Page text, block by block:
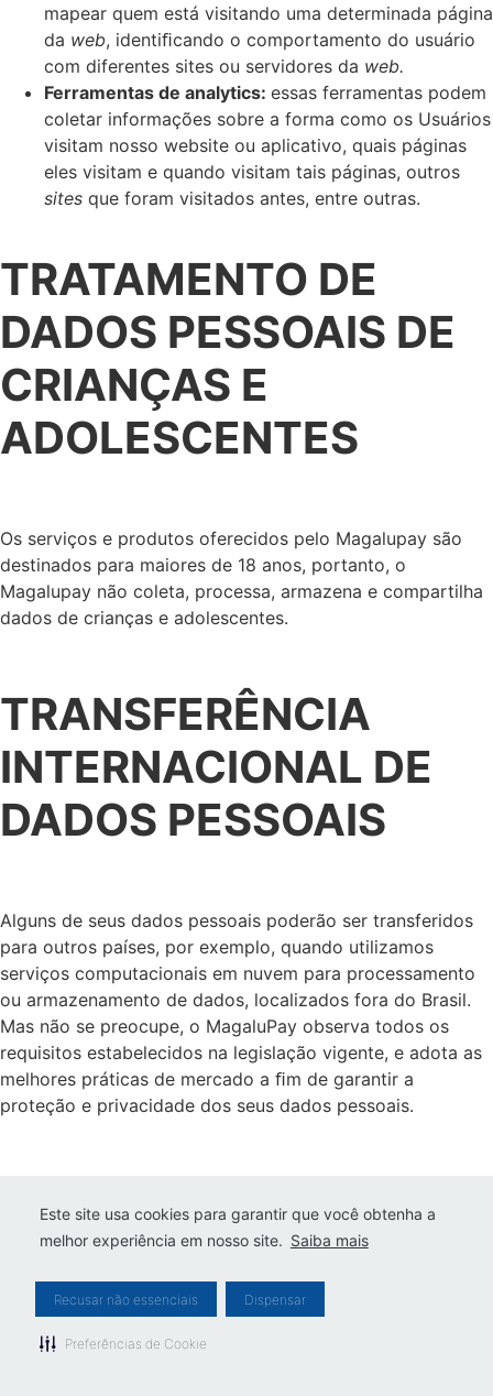
Este site usa cookies para garantir que você obtenha a
melhor experiência em nosso site. Saiba mais
Recusar não essenciais Dispensar
Preferências de Cookie
mapear quem está visitando uma determinada página
da web, identiﬁcando o comportamento do usuário
com diferentes sites ou servidores da web.
Ferramentas de analytics: essas ferramentas podem
coletar informações sobre a forma como os Usuários
visitam nosso website ou aplicativo, quais páginas
eles visitam e quando visitam tais páginas, outros
sites que foram visitados antes, entre outras.
TRATAMENTO DE
DADOS PESSOAIS DE
CRIANÇAS E
ADOLESCENTES
Os serviços e produtos oferecidos pelo Magalupay são
destinados para maiores de 18 anos, portanto, o
Magalupay não coleta, processa, armazena e compartilha
dados de crianças e adolescentes.
TRANSFERÊNCIA
INTERNACIONAL DE
DADOS PESSOAIS
Alguns de seus dados pessoais poderão ser transferidos
para outros países, por exemplo, quando utilizamos
serviços computacionais em nuvem para processamento
ou armazenamento de dados, localizados fora do Brasil.
Mas não se preocupe, o MagaluPay observa todos os
requisitos estabelecidos na legislação vigente, e adota as
melhores práticas de mercado a ﬁm de garantir a
proteção e privacidade dos seus dados pessoais.
SEUS DIREITOS COMO
TITULAR DOS DADOS
PESSOAIS